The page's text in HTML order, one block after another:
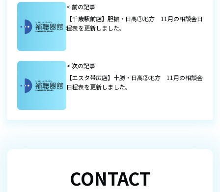
< 前の記事
【千歳駅前店】胆振・日高①地方 11月の相談会日
程表を更新しました。
> 次の記事
【エスタ帯広店】十勝・日高②地方 11月の相談会
日程表を更新しました。
CONTACT